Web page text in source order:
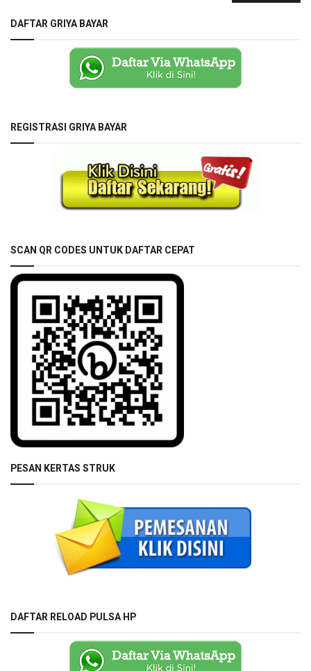
DAFTAR GRIYA BAYAR
REGISTRASI GRIYA BAYAR
SCAN QR CODES UNTUK DAFTAR CEPAT
PESAN KERTAS STRUK
DAFTAR RELOAD PULSA HP